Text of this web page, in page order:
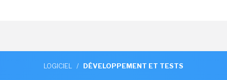
LOGICIEL / DÉVELOPPEMENT ET TESTS